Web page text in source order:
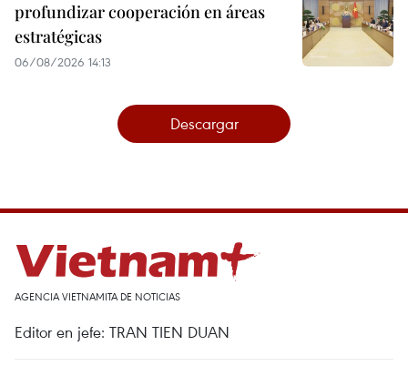
profundizar cooperación en áreas
estratégicas
06/08/2026 14:13
Descargar
AGENCIA VIETNAMITA DE NOTICIAS
Editor en jefe: TRAN TIEN DUAN